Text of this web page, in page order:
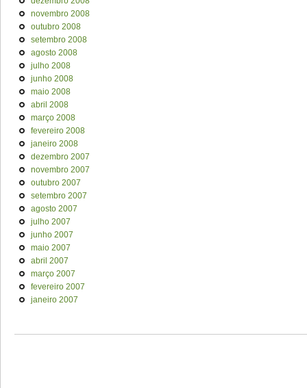
novembro 2008
outubro 2008
setembro 2008
agosto 2008
julho 2008
junho 2008
maio 2008
abril 2008
março 2008
fevereiro 2008
janeiro 2008
dezembro 2007
novembro 2007
outubro 2007
setembro 2007
agosto 2007
julho 2007
junho 2007
maio 2007
abril 2007
março 2007
fevereiro 2007
janeiro 2007